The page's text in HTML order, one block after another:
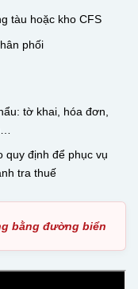
tàu hoặc kho CFS
phối
tờ khai, hóa đơn,
quy định để phục vụ
tra thuế
bằng đường biển